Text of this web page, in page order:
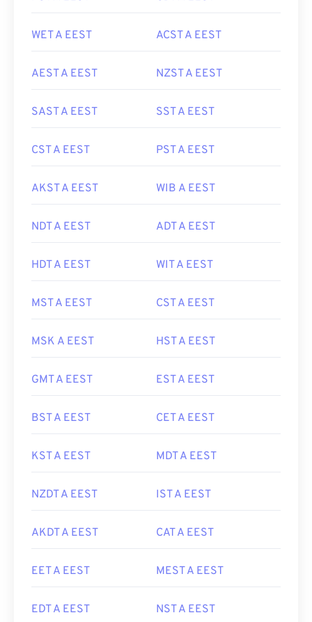
WET A EEST ACST A EEST
AEST A EEST NZST A EEST
SAST A EEST SST A EEST
CST A EEST PST A EEST
AKST A EEST WIB A EEST
NDT A EEST ADT A EEST
HDT A EEST WIT A EEST
MST A EEST CST A EEST
MSK A EEST HST A EEST
GMT A EEST EST A EEST
BST A EEST CET A EEST
KST A EEST MDT A EEST
NZDT A EEST IST A EEST
AKDT A EEST CAT A EEST
EET A EEST MEST A EEST
EDT A EEST NST A EEST